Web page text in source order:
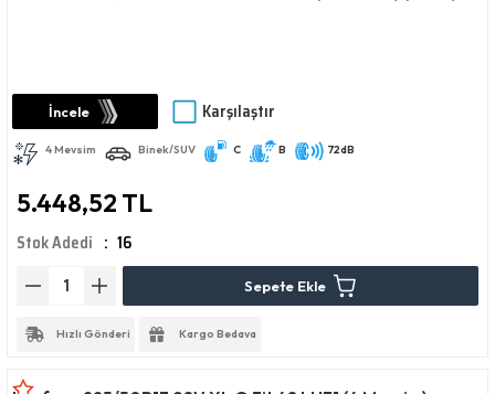
İncele Karşılaştır
4 Mevsim Binek/SUV C B 72dB
5.448,52 TL
Stok Adedi 16
Sepete Ekle
Hızlı Gönderi Kargo Bedava